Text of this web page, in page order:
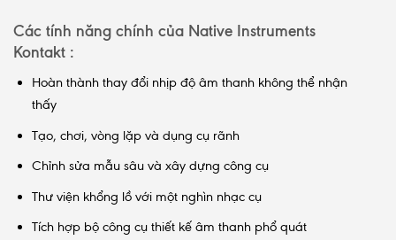
Các tính năng chính của Native Instruments
Kontakt :
Hoàn thành thay đổi nhịp độ âm thanh không thể nhận
thấy
Tạo, chơi, vòng lặp và dụng cụ rãnh
Chỉnh sửa mẫu sâu và xây dựng công cụ
Thư viện khổng lồ với một nghìn nhạc cụ
Tích hợp bộ công cụ thiết kế âm thanh phổ quát